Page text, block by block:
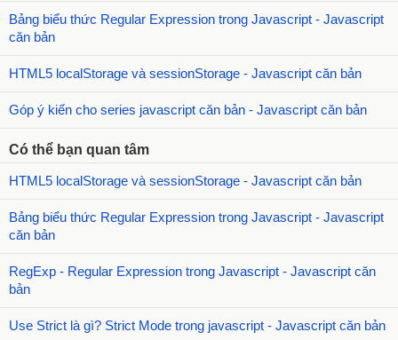
Bảng biểu thức Regular Expression trong Javascript - Javascript
căn bản
HTML5 localStorage và sessionStorage - Javascript căn bản
Góp ý kiến cho series javascript căn bản - Javascript căn bản
Có thể bạn quan tâm
HTML5 localStorage và sessionStorage - Javascript căn bản
Bảng biểu thức Regular Expression trong Javascript - Javascript
căn bản
RegExp - Regular Expression trong Javascript - Javascript căn
bản
Use Strict là gì? Strict Mode trong javascript - Javascript căn bản